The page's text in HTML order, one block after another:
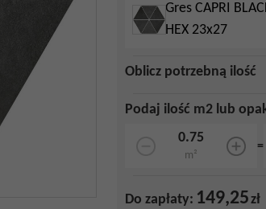
Gres CAPRI
HEX 23x27
Oblicz potrzebną ilość
Podaj ilość m2 lub
m²
=
Do zapłaty: 149,25zł